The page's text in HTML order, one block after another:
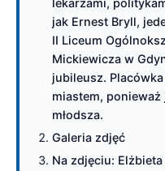
lekarzami,
jak Ernest Bryll,
II Liceum
Mickiewicza w
jubileusz.
miastem,
młodsza.
Galeria zdjęć
Na zdjęciu: